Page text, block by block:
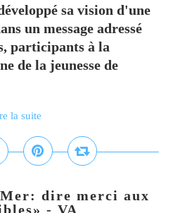
sa vision d'une
un message adressé
participants à la
de la jeunesse de
la suite
dire merci aux
- VA